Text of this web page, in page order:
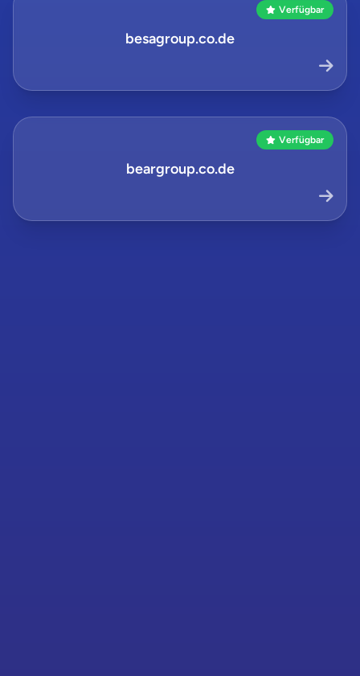
Verfügbar
besagroup.co.de
Verfügbar
beargroup.co.de